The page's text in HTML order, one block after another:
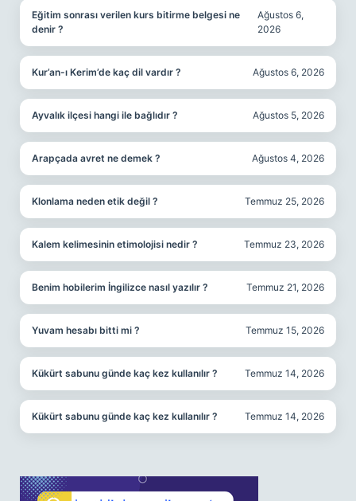
Eğitim sonrası verilen kurs bitirme belgesi ne
denir ?
Ağustos 6,
2026
Kur’an-ı Kerim’de kaç dil vardır ? Ağustos 6, 2026
Ayvalık ilçesi hangi ile bağlıdır ? Ağustos 5, 2026
Arapçada avret ne demek ? Ağustos 4, 2026
Klonlama neden etik değil ? Temmuz 25, 2026
Kalem kelimesinin etimolojisi nedir ? Temmuz 23, 2026
Benim hobilerim İngilizce nasıl yazılır ? Temmuz 21, 2026
Yuvam hesabı bitti mi ? Temmuz 15, 2026
Kükürt sabunu günde kaç kez kullanılır ? Temmuz 14, 2026
Kükürt sabunu günde kaç kez kullanılır ? Temmuz 14, 2026